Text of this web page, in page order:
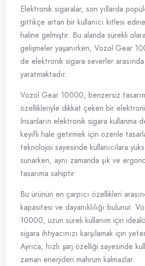
Elektronik sigaralar, son yıllarda
gittikçe artan bir kullanıcı kitlesi
haline gelmiştir. Bu alanda sürekli
gelişmeler yaşanırken, Vozol Gear
de elektronik sigara severler
yaratmaktadır.
Vozol Gear 10000, benzersiz
özellikleriyle dikkat çeken bir
İnsanların elektronik sigara kullanma
keyifli hale getirmek için özenle
teknolojisi sayesinde kullanıcılara
sunarken, aynı zamanda şık ve
tasarıma sahiptir.
Bu ürünün en çarpıcı özellikleri
kapasitesi ve dayanıklılığı bulunur.
10000, uzun süreli kullanım için
sigara ihtiyacınızı karşılamak için
Ayrıca, hızlı şarj özelliği sayesinde
zaman enerjiden mahrum kalmazlar.